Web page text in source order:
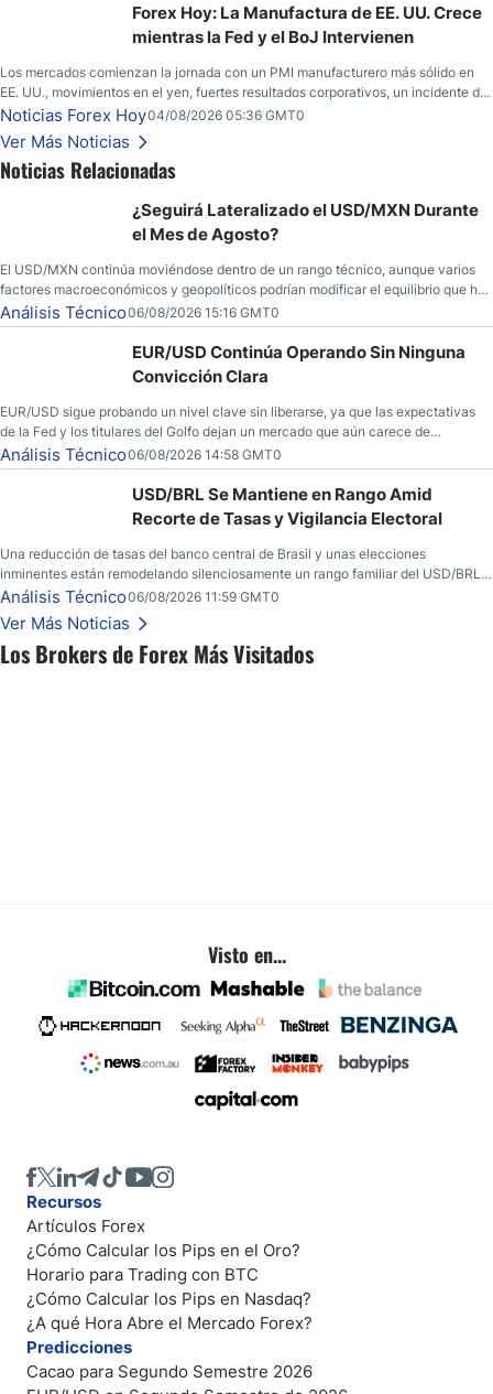
Los Brokers de Forex Más Visitados
yen; el peso mexicano ve un repunte a medida que las tasas caen en EE. UU.
Forex Hoy: La Manufactura de EE. UU. Crece
mientras la Fed y el BoJ Intervienen
Los mercados comienzan la jornada con un PMI manufacturero más sólido en
EE. UU., movimientos en el yen, fuertes resultados corporativos, un incidente de
seguridad en Bitcoin y nuevas señales desde el mercado del petróleo.
Noticias Forex Hoy04/08/2026 05:36 GMT0
Ver Más Noticias
Noticias Relacionadas
¿Seguirá Lateralizado el USD/MXN Durante
el Mes de Agosto?
El USD/MXN continúa moviéndose dentro de un rango técnico, aunque varios
factores macroeconómicos y geopolíticos podrían modificar el equilibrio que ha
dominado al mercado en las últimas semanas.
Análisis Técnico06/08/2026 15:16 GMT0
EUR/USD Continúa Operando Sin Ninguna
Convicción Clara
EUR/USD sigue probando un nivel clave sin liberarse, ya que las expectativas
de la Fed y los titulares del Golfo dejan un mercado que aún carece de
convicción real.
Análisis Técnico06/08/2026 14:58 GMT0
USD/BRL Se Mantiene en Rango Amid
Recorte de Tasas y Vigilancia Electoral
Una reducción de tasas del banco central de Brasil y unas elecciones
inminentes están remodelando silenciosamente un rango familiar del USD/BRL.
Una reducción de tasas por parte del banco central de Brasil y unas elecciones
inminentes están remodelando silenciosamente un rango familiar del USD/BRL.
Esto es lo que los traders están observando a continuación.
Análisis Técnico06/08/2026 11:59 GMT0
Ver Más Noticias
Visto en...
Recursos
Artículos Forex
¿Cómo Calcular los Pips en el Oro?
Horario para Trading con BTC
¿Cómo Calcular los Pips en Nasdaq?
¿A qué Hora Abre el Mercado Forex?
Predicciones
Cacao para Segundo Semestre 2026